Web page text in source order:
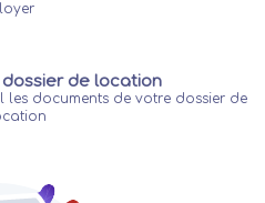
loyer
dossier de location
documents de votre dossier de